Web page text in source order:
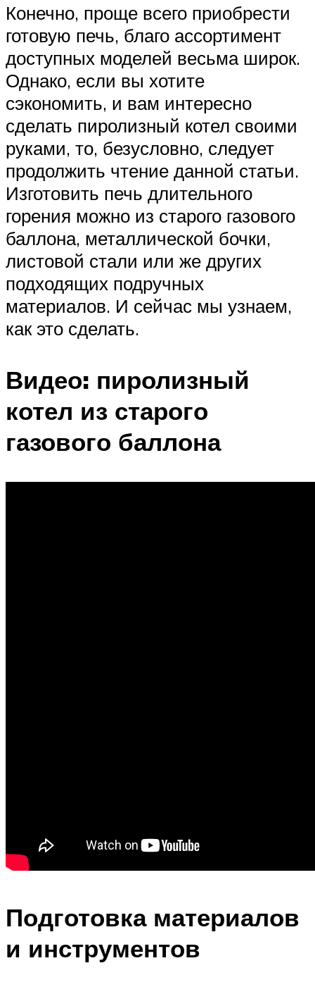
Конечно, проще всего приобрести
готовую печь, благо ассортимент
доступных моделей весьма широк.
Однако, если вы хотите
сэкономить, и вам интересно
сделать пиролизный котел своими
руками, то, безусловно, следует
продолжить чтение данной статьи.
Изготовить печь длительного
горения можно из старого газового
баллона, металлической бочки,
листовой стали или же других
подходящих подручных
материалов. И сейчас мы узнаем,
как это сделать.
Видео: пиролизный
котел из старого
газового баллона
Подготовка материалов
и инструментов